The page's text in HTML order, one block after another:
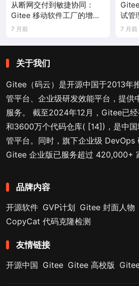
从断网交付到敏捷协同：
Gitee 移动软件工厂的增量
落地全路径
7 月前
试管
升
7 月前
关于我们
Gitee（码云）是开源中国于2013年
管平台、企业级研发效能平台，提供
服务。 截至2024年12月，Gitee已
和3600万个代码仓库( [14])，是中
管平台。同时，旗下企业级 DevOps
Gitee 企业版已服务超过 420,000+
品牌内容
开源软件 GVP计划 Gitee 封面人物
CopyCat 代码克隆检测
友情链接
开源中国 Gitee Gitee 高校版